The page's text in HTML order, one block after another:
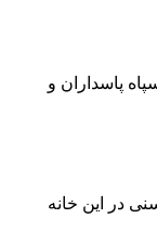
پاسداران و
سنی در این خانه